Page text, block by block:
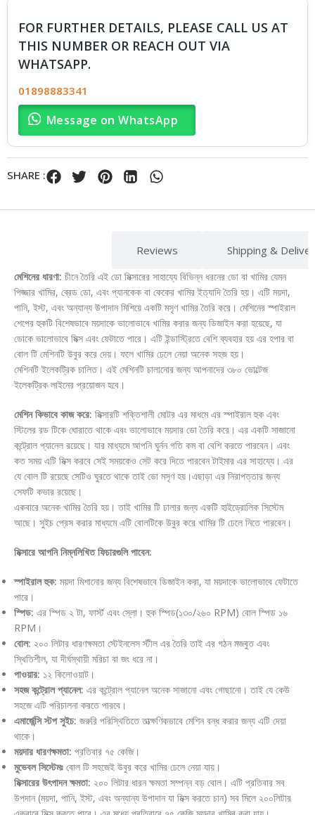
FOR FURTHER DETAILS, PLEASE CALL US AT
THIS NUMBER OR REACH OUT VIA
WHATSAPP.
01898883341
Message on WhatsApp
SHARE :
Reviews Shipping &
মেশিনের ধারণা: চীনে তৈরি এই ডো মিক্সারের সাহায্যে বিভিন্ন ধরনের ডো বা খামির যেমন
পিজ্জার খামির, ব্রেড ডো, এবং প্যানকেক বা কেকের খামির ইত্যাদি তৈরি হয়। এটি ময়দা,
পানি, ইস্ট, এবং অন্যান্য উপাদান মিশিয়ে একটি মসৃণ খামির তৈরি করে। মেশিনের স্পাইরাল
শেপের হুকটি বিশেষভাবে ময়দাকে ভালোভাবে খামির করার জন্য ডিজাইন করা হয়েছে, যা
ডোকে ভালোভাবে মিক্স এবং ফেটাতে পারে। এটি ইন্ডাস্ট্রিতে বেশি ব্যবহার হয় এর হপার বা
বোল টি মেশিনটি উবুর করে দেয়। ফলে খামির ঢেলে নেয়া অনেক সহজ হয়।
মেশিনটি ইলেকট্রিক চালিত। এই মেশিনটি চালানোর জন্য আপনাদের ৩৮০ ভোল্টেজ
ইলেকট্রিক লাইনের প্রয়োজন হবে।
মেশিন কিভাবে কাজ করে: মিক্সারটি শক্তিশালী মোটর এর মাধমে এর স্পাইরাল হুক এবং
স্টিলের রড টিকে ঘোরাতে থাকে এবং ভালোভাবে ময়দার ডো তৈরি করে। এর একটি সাজানো
কন্ট্রোল প্যানেল রয়েছে। যার মাধ্যমে আপনি ঘুর্নন গতি কম বা বেশি করতে পারবেন। এবং
কত সময় এটি মিক্স করবে সেই সময়কেও সেট করে দিতে পারবেন টাইমার এর সাহায্যে। এর
যে বোল টি রয়েছে সেটিও ঘুরতে থাকে তাই ডো মসৃণ হয়।এছাড়া এর নিরাপত্তার জন্য
সেফটি কভার রয়েছে।
একবারে অনেক খামির তৈরি হয়। তাই খামির টি ঢালার জন্য একটি হাইড্রোলিক সিস্টেম
আছে। সুইচ প্রেস করার মাধ্যমে এটি বোলটিকে উবুর করে খামির টি ঢেলে নিতে পারবেন।
মিক্সারে আপনি নিম্নলিখিত ফিচারগুলি পাবেন:
স্পাইরাল হুক: ময়দা মিশানোর জন্য বিশেষভাবে ডিজাইন করা, যা ময়দাকে ভালোভাবে ফেটাতে
পারে।
স্পিড: এর স্পিড ২ টা, ফার্স্ট এবং স্লো। হুক স্পিড(১৩০/২৬০ RPM) বোল স্পিড ১৬
RPM।
বোল: ২০০ লিটার ধারণক্ষমতা স্টেইনলেস স্টীল এর তৈরি তাই এর গঠন মজবুত এবং
স্থিতিশীল, যা দীর্ঘস্থায়ী মরিচা বা জং ধরে না।
পাওয়ার: ১২ কিলোওয়াট।
সহজ কন্ট্রোল প্যানেল: এর কন্ট্রোল প্যানেল অনেক সাজানো এবং গোছানো। তাই যে কেউ
সহজে এটি পরিচালনা করতে পারবে।
এমার্জেন্সি স্টপ সুইচ: জরুরি পরিস্থিতিতে তাত্ক্ষণিকভাবে মেশিন বন্ধ করার জন্য এটি দেয়া
থাকে।
ময়দার ধারণক্ষমতা: প্রতিবার ৭৫ কেজি।
মুভেবল সিস্টেমঃ বোল টি সহজেই উবুর করে খামির ঢেলে নেয়া যায়।
মিক্সারের উৎপাদন ক্ষমতা: ২০০ লিটার ধারন ক্ষমতা সম্পন্ন বড় বোল। এটি প্রতিবার সব
উপদান (ময়দা, পানি, ইস্ট, এবং অন্যান্য উপাদান যা মিক্স করতে চান) সব মিলে ২০০লিটার